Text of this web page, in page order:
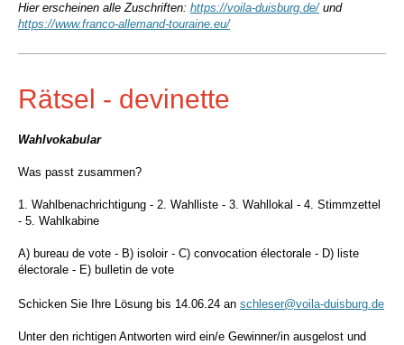
Hier erscheinen alle Zuschriften: https://voila-duisburg.de/und
https://www.franco-allemand-touraine.eu/
Rätsel - devinette
Wahlvokabular
Was passt zusammen?
1. Wahlbenachrichtigung - 2. Wahlliste - 3. Wahllokal - 4. Stimmzettel
- 5. Wahlkabine
A) bureau de vote - B) isoloir - C) convocation électorale - D) liste
électorale - E) bulletin de vote
Schicken Sie Ihre Lösung bis 14.06.24 an schleser@voila-duisburg.de
Unter den richtigen Antworten wird ein/e Gewinner/in ausgelost und